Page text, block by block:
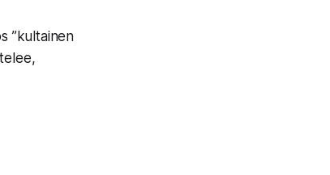
”kultainen